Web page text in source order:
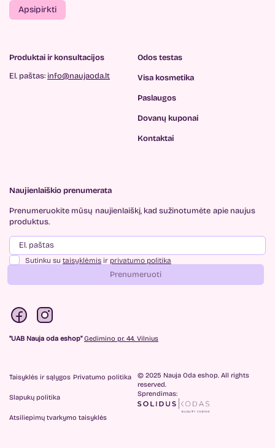
Apsipirkti
Produktai ir konsultacijos
El. paštas: info@naujaoda.lt
Odos testas
Visa kosmetika
Paslaugos
Dovanų kuponai
Kontaktai
Naujienlaiškio prenumerata
Prenumeruokite mūsų naujienlaiškį, kad sužinotumėte apie naujus
produktus.
Sutinku su taisyklėmis ir privatumo politika
Prenumeruoti
"UAB Nauja oda eshop" Gedimino pr. 44. Vilnius
Taisyklės ir sąlygos Privatumo politika
Slapukų politika
Atsiliepimų tvarkymo taisyklės
© 2025 Nauja Oda eshop. All rights
reserved.
Sprendimas: